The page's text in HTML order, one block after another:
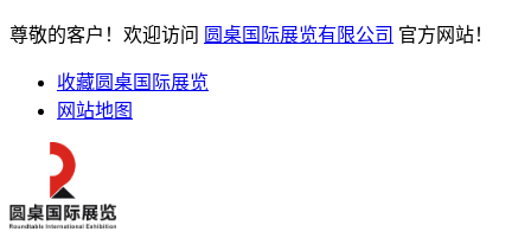
尊敬的客户！欢迎访问 圆桌国际展览有限公司 官方网站！
收藏圆桌国际展览
网站地图